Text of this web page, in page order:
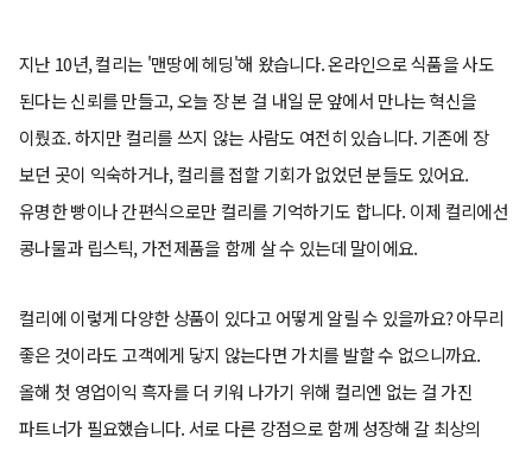
지난 10년, 컬리는 '맨땅에 헤딩'해 왔습니다. 온라인으로 식품을 사도
된다는 신뢰를 만들고, 오늘 장 본 걸 내일 문 앞에서 만나는 혁신을
이뤘죠. 하지만 컬리를 쓰지 않는 사람도 여전히 있습니다. 기존에 장
보던 곳이 익숙하거나, 컬리를 접할 기회가 없었던 분들도 있어요.
유명한 빵이나 간편식으로만 컬리를 기억하기도 합니다. 이제 컬리에선
콩나물과 립스틱, 가전제품을 함께 살 수 있는데 말이에요.
컬리에 이렇게 다양한 상품이 있다고 어떻게 알릴 수 있을까요? 아무리
좋은 것이라도 고객에게 닿지 않는다면 가치를 발할 수 없으니까요.
올해 첫 영업이익 흑자를 더 키워 나가기 위해 컬리엔 없는 걸 가진
파트너가 필요했습니다. 서로 다른 강점으로 함께 성장해 갈 최상의